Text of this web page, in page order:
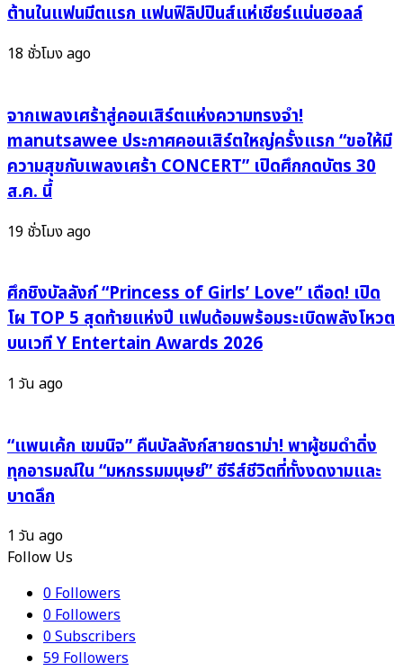
ฟรี
ม่วน
อีหลี
ยู
ช่อง
เทศกาล
บรรยากาศ
อบอุ่น
แห่ง
ปี
“In
The
Mood
For
The
Bakerian”
ต้านในแฟนมีตแรก แฟนฟิลิปปินส์แห่เชียร์แน่นฮอลล์
18 ชั่วโมง ago
จากเพลงเศร้าสู่คอนเสิร์ตแห่งความทรงจำ!
manutsawee ประกาศคอนเสิร์ตใหญ่ครั้งแรก “ขอให้มี
ความสุขกับเพลงเศร้า CONCERT” เปิดศึกกดบัตร 30
ส.ค. นี้
19 ชั่วโมง ago
ศึกชิงบัลลังก์ “Princess of Girls’ Love” เดือด! เปิด
โผ TOP 5 สุดท้ายแห่งปี แฟนด้อมพร้อมระเบิดพลังโหวต
บนเวที Y Entertain Awards 2026
1 วัน ago
“แพนเค้ก เขมนิจ” คืนบัลลังก์สายดราม่า! พาผู้ชมดำดิ่ง
ทุกอารมณ์ใน “มหกรรมมนุษย์” ซีรีส์ชีวิตที่ทั้งงดงามและ
บาดลึก
1 วัน ago
Follow Us
0Followers
0Followers
0Subscribers
59Followers